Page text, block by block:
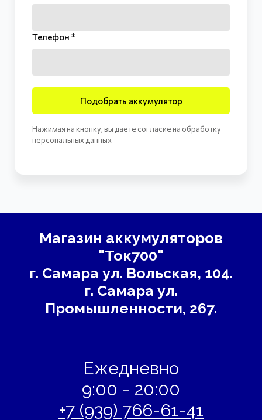
Телефон *
Подобрать аккумулятор
Нажимая на кнопку, вы даете согласие на обработку
персональных данных
Магазин аккумуляторов
"Ток700"
г. Самара ул. Вольская, 104.
г. Самара ул.
Промышленности, 267.
Ежедневно
9:00 - 20:00
+7 (939) 766-61-41